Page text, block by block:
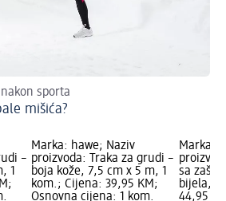
sporta
mišića?
–
1
Marka: hawe; Naziv
proizvoda: Traka za grudi –
boja kože, 7,5 cm x 5 m, 1
kom.; Cijena: 39,95 KM;
Osnovna cijena: 1 kom.
Marka:
sa
bijela, 1
44,95